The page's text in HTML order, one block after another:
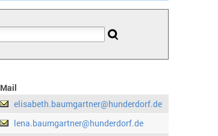
Mail
elisabeth.baumgartner@hunderdorf.de
lena.baumgartner@hunderdorf.de